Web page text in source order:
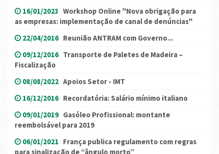
16/01/2023 Workshop Online "Nova obrigação para
as empresas: implementação de canal de denúncias"
22/04/2016 Reunião ANTRAM com Governo...
09/12/2016 Transporte de Paletes de Madeira –
Fiscalização
08/08/2022 Apoios Setor - IMT
16/12/2016 Recordatória: Salário mínimo italiano
09/01/2019 Gasóleo Profissional: montante
reembolsável para 2019
06/01/2021 França publica regulamento com regras
para sinalização de “ângulo morto”